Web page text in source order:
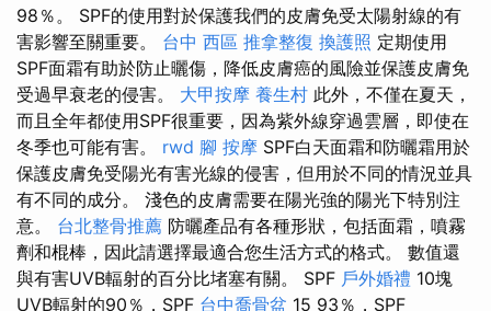
98％。 SPF的使用對於保護我們的皮膚免受太陽射線的有
害影響至關重要。 台中 西區 推拿整復 換護照 定期使用
SPF面霜有助於防止曬傷，降低皮膚癌的風險並保護皮膚免
受過早衰老的侵害。 大甲按摩 養生村 此外，不僅在夏天，
而且全年都使用SPF很重要，因為紫外線穿過雲層，即使在
冬季也可能有害。 rwd 腳 按摩 SPF白天面霜和防曬霜用於
保護皮膚免受陽光有害光線的侵害，但用於不同的情況並具
有不同的成分。 淺色的皮膚需要在陽光強的陽光下特別注
意。 台北整骨推薦 防曬產品有各種形狀，包括面霜，噴霧
劑和棍棒，因此請選擇最適合您生活方式的格式。 數值還
與有害UVB輻射的百分比堵塞有關。 SPF 戶外婚禮 10塊
UVB輻射的90％，SPF 台中喬骨盆 15 93％，SPF